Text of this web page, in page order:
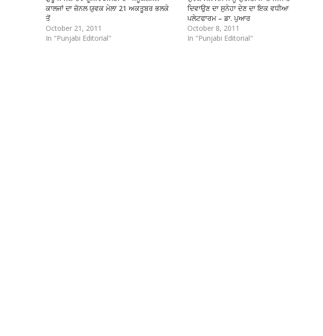
ਕਾਲਜਾਂ ਦਾ ਜ਼ੋਨਲ ਯੁਵਕ ਮੇਲਾ 21 ਅਕਤੂਬਰ ਭਲਕੇ
ਤੋਂ
October 21, 2011
In "Punjabi Editorial"
ਦਿਵਾਉਣ ਦਾ ਸੁਨੇਹਾ ਦੇਣ ਦਾ ਇਕ ਵਧੀਆ
ਪਲੇਟਫਾਰਮ – ਡਾ. ਪੁਆਰ
October 8, 2011
In "Punjabi Editorial"